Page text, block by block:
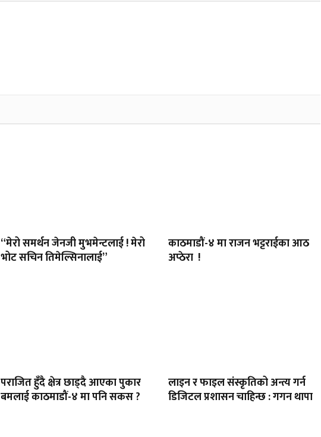
“मेरो समर्थन जेनजी मुभमेन्टलाई ! मेरो
भोट सचिन तिमेल्सिनालाई”
काठमाडौं-४ मा राजन भट्टराईका आठ
अप्ठेरा !
पराजित हुँदै क्षेत्र छाड्दै आएका पुकार
बमलाई काठमाडौं-४ मा पनि सकस ?
लाइन र फाइल संस्कृतिको अन्त्य गर्न
डिजिटल प्रशासन चाहिन्छ : गगन थापा